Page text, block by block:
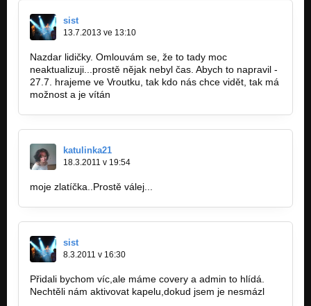
sist
13.7.2013 ve 13:10
Nazdar lidičky. Omlouvám se, že to tady moc
neaktualizuji...prostě nějak nebyl čas. Abych to napravil -
27.7. hrajeme ve Vroutku, tak kdo nás chce vidět, tak má
možnost a je vítán
katulinka21
18.3.2011 v 19:54
moje zlatíčka..Prostě válej...
sist
8.3.2011 v 16:30
Přidali bychom víc,ale máme covery a admin to hlídá.
Nechtěli nám aktivovat kapelu,dokud jsem je nesmázl